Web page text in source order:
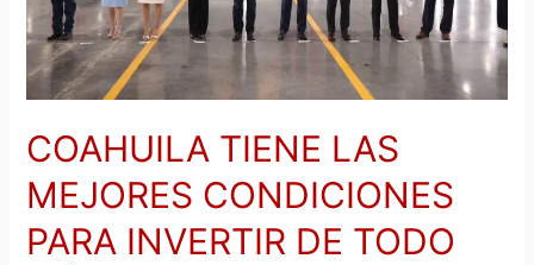
COAHUILA TIENE LAS
MEJORES CONDICIONES
PARA INVERTIR DE TODO
TODO
MÉXICO:
MANOLO